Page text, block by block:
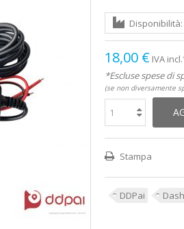
Disponibilità:
18,00 € IVA
*Escluse spese di
(se non diversamente
Stampa
DDPai